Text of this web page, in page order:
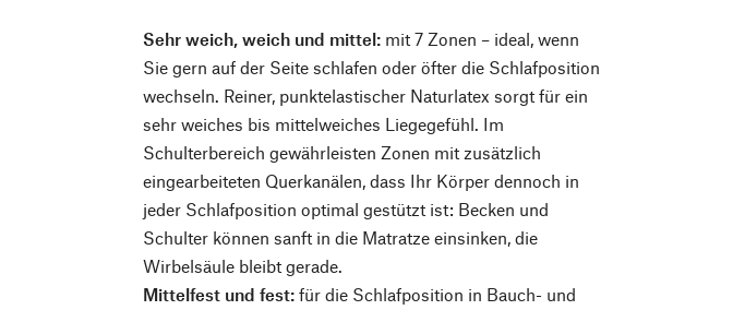
Sehr weich, weich und mittel: mit 7 Zonen – ideal, wenn
Sie gern auf der Seite schlafen oder öfter die Schlafposition
wechseln. Reiner, punktelastischer Naturlatex sorgt für ein
sehr weiches bis mittelweiches Liegegefühl. Im
Schulterbereich gewährleisten Zonen mit zusätzlich
eingearbeiteten Querkanälen, dass Ihr Körper dennoch in
jeder Schlafposition optimal gestützt ist: Becken und
Schulter können sanft in die Matratze einsinken, die
Wirbelsäule bleibt gerade.
Mittelfest und fest: für die Schlafposition in Bauch- und